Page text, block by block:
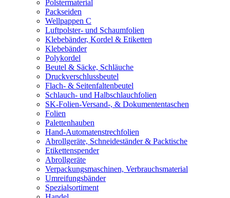
Polstermaterial
Packseiden
Wellpappen C
Luftpolster- und Schaumfolien
Klebebänder, Kordel & Etiketten
Klebebänder
Polykordel
Beutel & Säcke, Schläuche
Druckverschlussbeutel
Flach- & Seitenfaltenbeutel
Schlauch- und Halbschlauchfolien
SK-Folien-Versand-, & Dokumententaschen
Folien
Palettenhauben
Hand-Automatenstrechfolien
Abrollgeräte, Schneideständer & Packtische
Etikettenspender
Abrollgeräte
Verpackungsmaschinen, Verbrauchsmaterial
Umreifungsbänder
Spezialsortiment